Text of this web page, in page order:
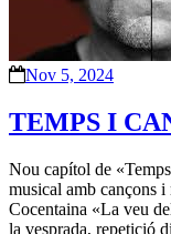
Nov 5, 2024
TEMPS I
Nou capítol de
musical amb cançons i
Cocentaina «La veu
la vesprada, repetició